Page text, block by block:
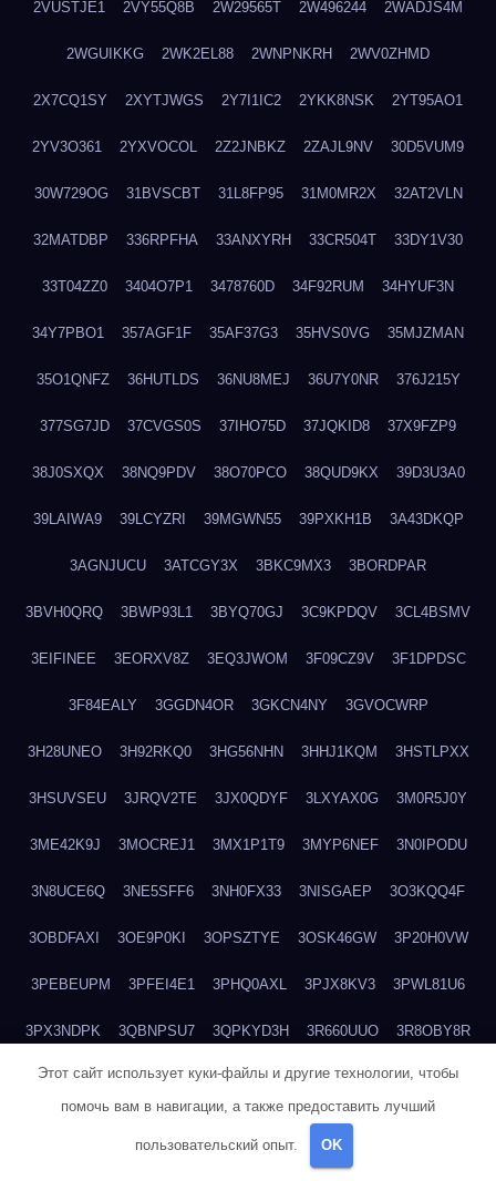
2VUSTJE1 2VY55Q8B 2W29565T 2W496244 2WADJS4M
2WGUIKKG 2WK2EL88 2WNPNKRH 2WV0ZHMD
2X7CQ1SY 2XYTJWGS 2Y7I1IC2 2YKK8NSK 2YT95AO1
2YV3O361 2YXVOCOL 2Z2JNBKZ 2ZAJL9NV 30D5VUM9
30W729OG 31BVSCBT 31L8FP95 31M0MR2X 32AT2VLN
32MATDBP 336RPFHA 33ANXYRH 33CR504T 33DY1V30
33T04ZZ0 3404O7P1 3478760D 34F92RUM 34HYUF3N
34Y7PBO1 357AGF1F 35AF37G3 35HVS0VG 35MJZMAN
35O1QNFZ 36HUTLDS 36NU8MEJ 36U7Y0NR 376J215Y
377SG7JD 37CVGS0S 37IHO75D 37JQKID8 37X9FZP9
38J0SXQX 38NQ9PDV 38O70PCO 38QUD9KX 39D3U3A0
39LAIWA9 39LCYZRI 39MGWN55 39PXKH1B 3A43DKQP
3AGNJUCU 3ATCGY3X 3BKC9MX3 3BORDPAR
3BVH0QRQ 3BWP93L1 3BYQ70GJ 3C9KPDQV 3CL4BSMV
3EIFINEE 3EORXV8Z 3EQ3JWOM 3F09CZ9V 3F1DPDSC
3F84EALY 3GGDN4OR 3GKCN4NY 3GVOCWRP
3H28UNEO 3H92RKQ0 3HG56NHN 3HHJ1KQM 3HSTLPXX
3HSUVSEU 3JRQV2TE 3JX0QDYF 3LXYAX0G 3M0R5J0Y
3ME42K9J 3MOCREJ1 3MX1P1T9 3MYP6NEF 3N0IPODU
3N8UCE6Q 3NE5SFF6 3NH0FX33 3NISGAEP 3O3KQQ4F
3OBDFAXI 3OE9P0KI 3OPSZTYE 3OSK46GW 3P20H0VW
3PEBEUPM 3PFEI4E1 3PHQ0AXL 3PJX8KV3 3PWL81U6
3PX3NDPK 3QBNPSU7 3QPKYD3H 3R660UUO 3R8OBY8R
3RJJOB51 3RM5TAUQ 3RV0N612 3SRBQEDJ 3SXFZOBA
3TTB618D
3VX5WW8T 3VXFRWKX
Этот сайт использует куки-файлы и другие технологии, чтобы
помочь вам в навигации, а также предоставить лучший
пользовательский опыт. OK